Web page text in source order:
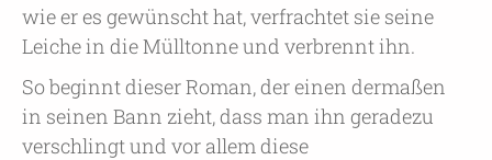
wie er es gewünscht hat, verfrachtet sie seine
Leiche in die Mülltonne und verbrennt ihn.
So beginnt dieser Roman, der einen dermaßen
in seinen Bann zieht, dass man ihn geradezu
verschlingt und vor allem diese